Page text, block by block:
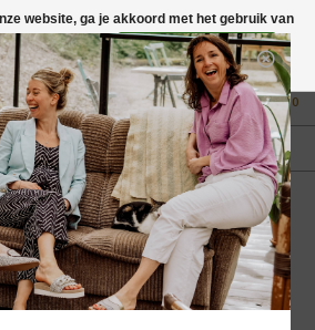
naar +31 58 250 1503
0
NL
FYSIEKE WINKEL
in Mantgum (frl)
fdad
website, ga je akkoord met het gebruik van
te verbeteren.
Dit bericht verbergen
Meer over cookies »